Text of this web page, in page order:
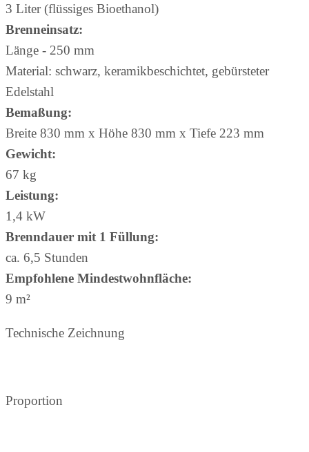
3 Liter (flüssiges Bioethanol)
Brenneinsatz:
Länge - 250 mm
Material: schwarz, keramikbeschichtet, gebürsteter
Edelstahl
Bemaßung:
Breite 830 mm x Höhe 830 mm x Tiefe 223 mm
Gewicht:
67 kg
Leistung:
1,4 kW
Brenndauer mit 1 Füllung:
ca. 6,5 Stunden
Empfohlene Mindestwohnfläche:
9 m²
Technische Zeichnung
Proportion